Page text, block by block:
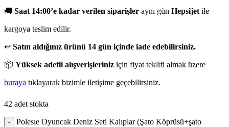
🚚 Saat 14:00’e kadar verilen siparişler aynı gün Hepsijet ile
kargoya teslim edilir.
↩️ Satın aldığınız ürünü 14 gün içinde iade edebilirsiniz.
📦 Yüksek adetli alışverişleriniz için fiyat teklifi almak üzere
buraya tıklayarak bizimle iletişime geçebilirsiniz.
42 adet stokta
-
Polesıe Oyuncak Deniz Seti Kalıplar (Şato Köprüsü+şato